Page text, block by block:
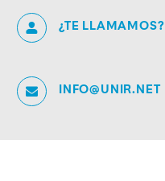
¿TE LLAMAMOS?
INFO@UNIR.NET